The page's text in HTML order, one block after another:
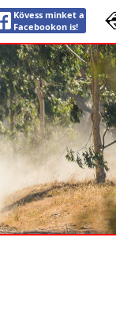
Kövess minket a
Facebookon is!